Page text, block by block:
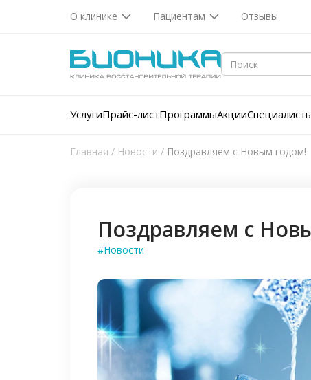
О клинике Пациентам Отзывы
УслугиПрайс-листПрограммыАкции
Главная / Новости / Поздравляем с Новым годом!
Поздравляем с
#Новости